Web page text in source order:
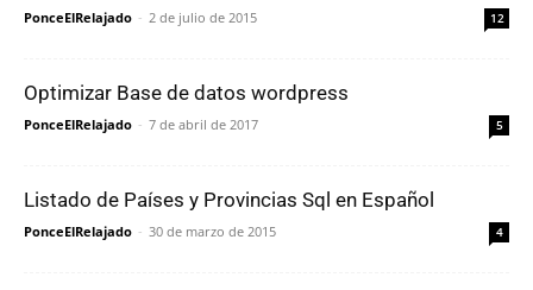
PonceElRelajado - 2 de julio de 2015 12
Optimizar Base de datos wordpress
PonceElRelajado - 7 de abril de 2017 5
Listado de Países y Provincias Sql en Español
PonceElRelajado - 30 de marzo de 2015 4